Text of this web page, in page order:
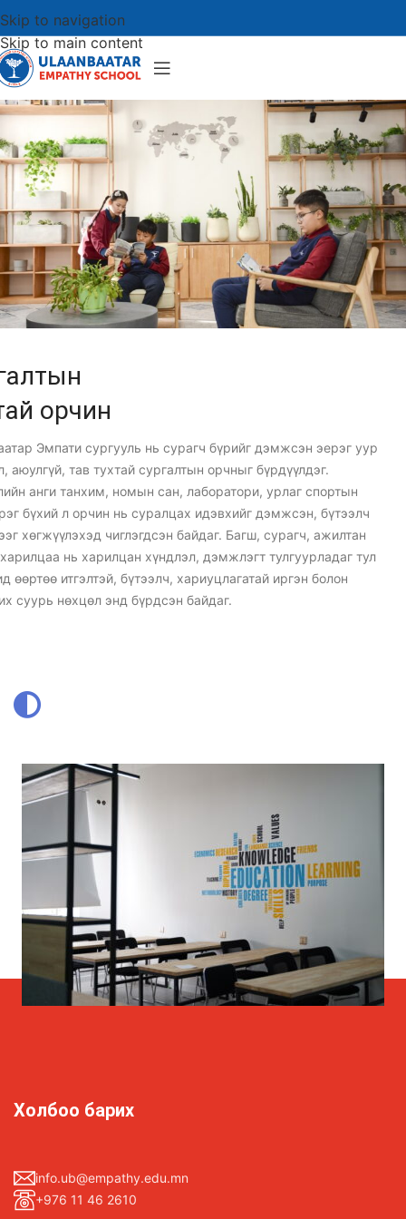
Skip to navigation
Skip to main content
Итгэлтэйгээр
сурч,
сэтгэлтэйгээр
хөгжих
орчин
Эмпати сургууль нь сурагч бүрийг дэмжсэн эерэг уур
аюулгүй, тав тухтай сургалтын орчныг бүрдүүлдэг.
анги танхим, номын сан, лаборатори, урлаг спортын
бүхий л орчин нь суралцах идэвхийг дэмжсэн, бүтээлч
хөгжүүлэхэд чиглэгдсэн байдаг. Багш, сурагч, ажилтан
нь харилцан хүндлэл, дэмжлэгт тулгуурладаг тул
өөртөө итгэлтэй, бүтээлч, хариуцлагатай иргэн болон
суурь нөхцөл энд бүрдсэн байдаг.
Холбоо барих
info.ub@empathy.edu.mn
+976 11 46 2610